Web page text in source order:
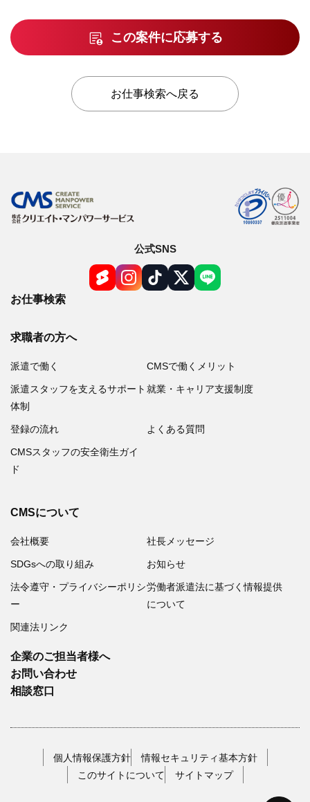
この案件に応募する
お仕事検索へ戻る
公式SNS
お仕事検索
求職者の方へ
派遣で働く CMSで働くメリット
派遣スタッフを支えるサポート
体制
就業・キャリア支援制度
登録の流れ よくある質問
CMSスタッフの安全衛生ガイ
ド
CMSについて
会社概要 社長メッセージ
SDGsへの取り組み お知らせ
法令遵守・プライバシーポリシ
ー
労働者派遣法に基づく情報提供
について
関連法リンク
企業のご担当者様へ
お問い合わせ
相談窓口
個人情報保護方針
情報セキュリティ基本方針
このサイトについて
サイトマップ